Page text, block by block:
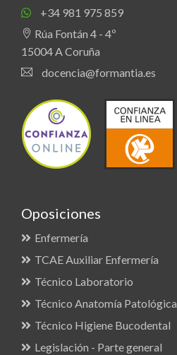
+34 981 975 859
Rúa Fontán 4 - 4º
15004 A Coruña
docencia@formantia.es
Oposiciones
Enfermería
TCAE Auxiliar Enfermería
Técnico Laboratorio
Técnico Anatomía Patológica
Técnico Higiene Bucodental
Legislación - Parte general